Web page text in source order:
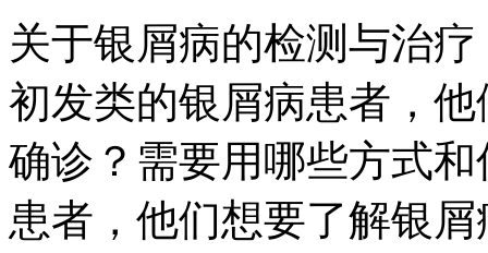
关于银屑病的检测与治
初发类的银屑病患者，
确诊？需要用哪些方式
患者，他们想要了解银